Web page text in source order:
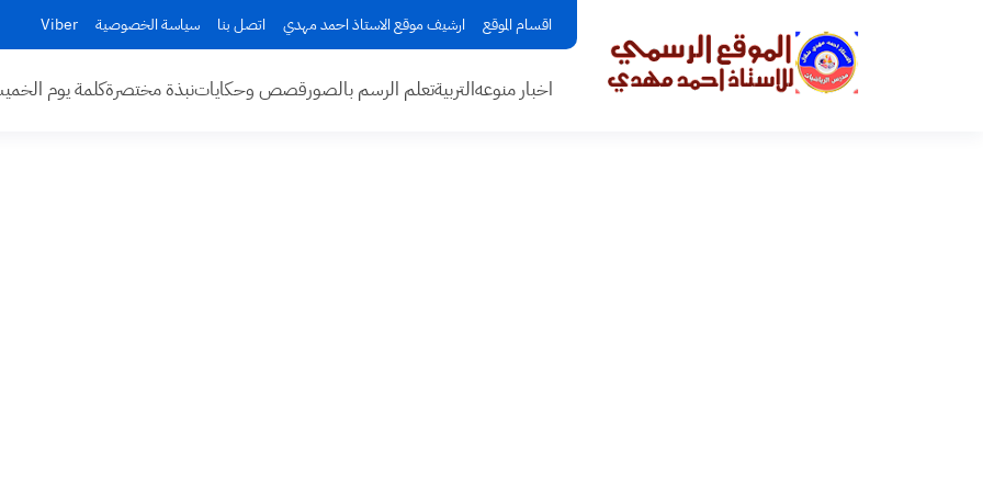
اقسام الموقع ارشيف موقع الاستاذ احمد مهدي اتصل بنا سياسة الخصوصية Viber
اخبار منوعهالتربيةتعلم الرسم بالصورقصص وحكاياتنبذة مختصرةكلمة يوم